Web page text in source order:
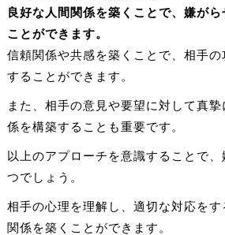
良好な人間関係を築くことで、嫌が
ことができます。
信頼関係や共感を築くことで、相手の
することができます。
また、相手の意見や要望に対して真
係を構築することも重要です。
以上のアプローチを意識することで
つでしょう。
相手の心理を理解し、適切な対応を
関係を築くことができます。